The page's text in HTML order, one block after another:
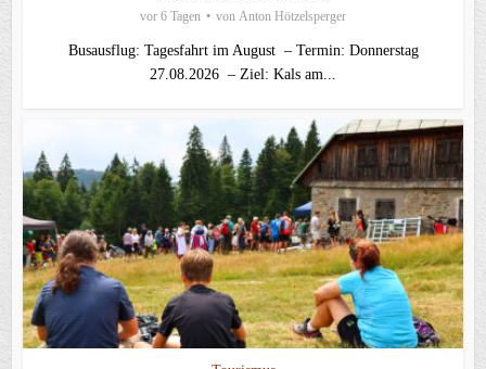
vor 6 Tagen von Anton Hötzelsperger
Busausflug: Tagesfahrt im August – Termin: Donnerstag
27.08.2026 – Ziel: Kals am...